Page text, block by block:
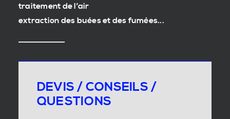
traitement de l’air
extraction des buées et des fumées...
DEVIS / CONSEILS /
QUESTIONS